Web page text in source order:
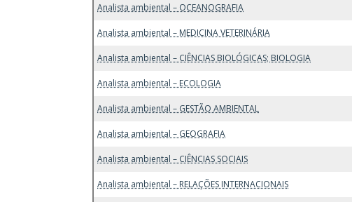
Analista ambiental – OCEANOGRAFIA
Analista ambiental – MEDICINA VETERINÁRIA
Analista ambiental – CIÊNCIAS BIOLÓGICAS; BIOLOGIA
Analista ambiental – ECOLOGIA
Analista ambiental – GESTÃO AMBIENTAL
Analista ambiental – GEOGRAFIA
Analista ambiental – CIÊNCIAS SOCIAIS
Analista ambiental – RELAÇÕES INTERNACIONAIS